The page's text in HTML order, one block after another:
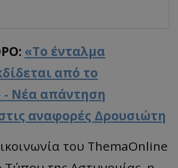
«Το ένταλμα
από το
- Νέα απάντηση
αναφορές Δρουσιώτη
του ThemaOnline